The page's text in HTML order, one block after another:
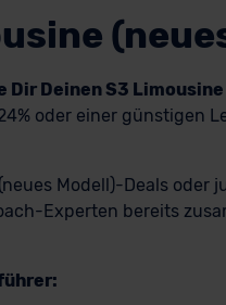
Dir Deinen S3
oder einer
Modell)-Deals oder
Experten bereits